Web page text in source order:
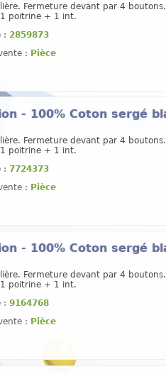
Fermeture devant par 4
1 poitrine + 1 int.
: 2859873
: Pièce
- 100% Coton sergé
Fermeture devant par 4
1 poitrine + 1 int.
: 7724373
: Pièce
- 100% Coton sergé
Fermeture devant par 4
1 poitrine + 1 int.
: 9164768
: Pièce